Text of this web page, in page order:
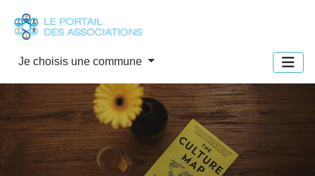
Je choisis une commune